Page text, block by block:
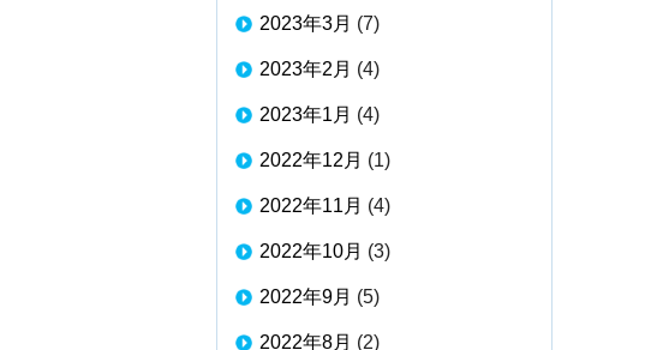
2023年3月 (7)
2023年2月 (4)
2023年1月 (4)
2022年12月 (1)
2022年11月 (4)
2022年10月 (3)
2022年9月 (5)
2022年8月 (2)